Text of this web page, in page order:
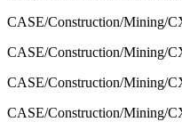
CASE/Construction/Mining/
CASE/Construction/Mining/
CASE/Construction/Mining/
CASE/Construction/Mining/